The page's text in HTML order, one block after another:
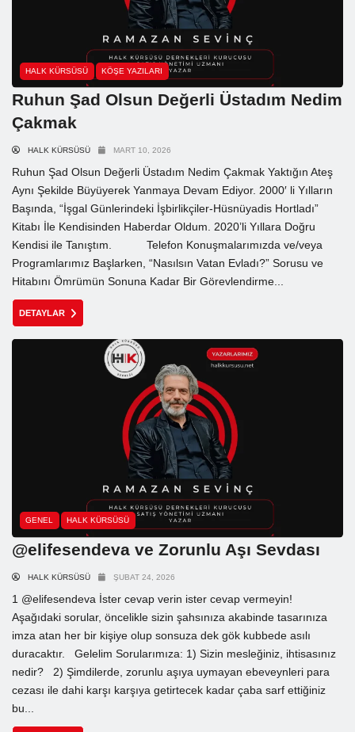
HALK KÜRSÜSÜ KÖŞE YAZILARI
Ruhun Şad Olsun Değerli Üstadım Nedim
Çakmak
HALK KÜRSÜSÜ MART 10, 2026
Ruhun Şad Olsun Değerli Üstadım Nedim Çakmak Yaktığın Ateş
Aynı Şekilde Büyüyerek Yanmaya Devam Ediyor. 2000′ li Yılların
Başında, “İşgal Günlerindeki İşbirlikçiler-Hüsnüyadis Hortladı”
Kitabı İle Kendisinden Haberdar Oldum. 2020’li Yıllara Doğru
Kendisi ile Tanıştım. Telefon Konuşmalarımızda ve/veya
Programlarımız Başlarken, “Nasılsın Vatan Evladı?” Sorusu ve
Hitabını Ömrümün Sonuna Kadar Bir Görevlendirme...
DETAYLAR
GENEL HALK KÜRSÜSÜ
@elifesendeva ve Zorunlu Aşı Sevdası
HALK KÜRSÜSÜ ŞUBAT 24, 2026
1 @elifesendeva İster cevap verin ister cevap vermeyin!
Aşağıdaki sorular, öncelikle sizin şahsınıza akabinde tasarınıza
imza atan her bir kişiye olup sonsuza dek gök kubbede asılı
duracaktır. Gelelim Sorularımıza: 1) Sizin mesleğiniz, ihtisasınız
nedir? 2) Şimdilerde, zorunlu aşıya uymayan ebeveynleri para
cezası ile dahi karşı karşıya getirtecek kadar çaba sarf ettiğiniz
bu...